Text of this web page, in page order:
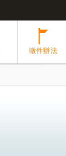
徵件辦法